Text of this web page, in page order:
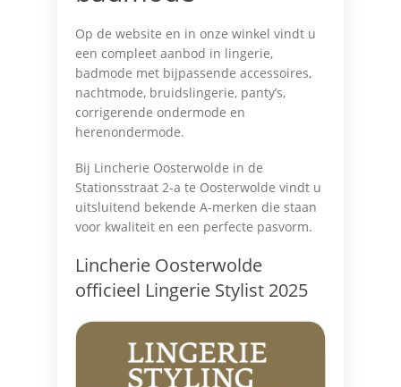
Op de website en in onze winkel vindt u
een compleet aanbod in lingerie,
badmode met bijpassende accessoires,
nachtmode, bruidslingerie, panty’s,
corrigerende ondermode en
herenondermode.
Bij Lincherie Oosterwolde in de
Stationsstraat 2-a te Oosterwolde vindt u
uitsluitend bekende A-merken die staan
voor kwaliteit en een perfecte pasvorm.
Lincherie Oosterwolde
officieel Lingerie Stylist 2025